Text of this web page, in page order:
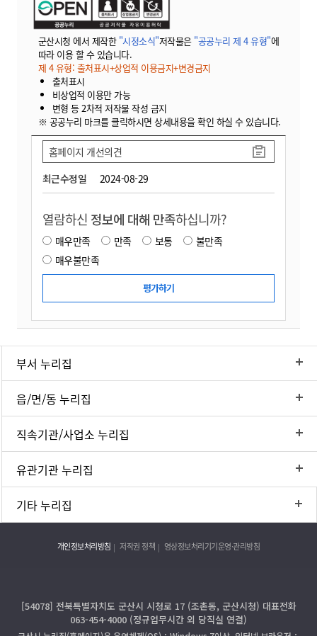
군산시청 에서 제작한 "시정소식"저작물은 "공공누리 제 4 유형"에
따라 이용 할 수 있습니다.
제 4 유형: 출처표시+상업적 이용금지+변경금지
출처표시
비상업적 이용만 가능
변형 등 2차적 저작물 작성 금지
※ 공공누리 마크를 클릭하시면 상세내용을 확인 하실 수 있습니다.
최근수정일 2024-08-29
홈페이지 개선의견
열람하신 정보에 대해 만족하십니까?
매우만족 만족 보통
불만족
매우불만족
부서 누리집
읍/면/동 누리집
직속기관/사업소 누리집
유관기관 누리집
기타 누리집
개인정보처리방침 저작권 정책 영상정보처리기기운영·관리방침
[54078] 전북특별자치도 군산시 시청로 17 (조촌동, 군산시청) 대표전화
063-454-4000 (정규업무시간 외 당직실 연결)